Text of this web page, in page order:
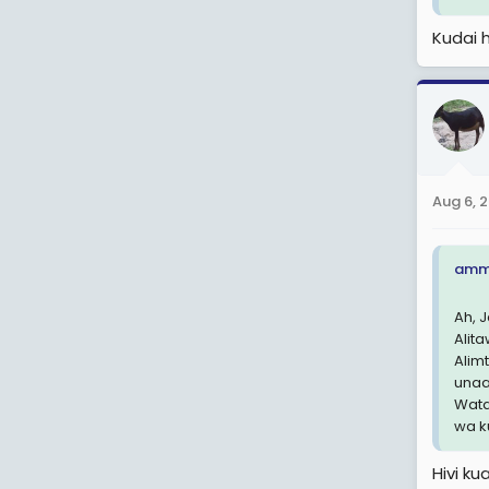
Kudai
Aug 6,
Ah,
wa
Hivi